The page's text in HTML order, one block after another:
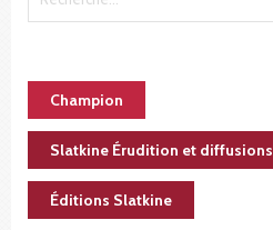
Champion
Slatkine Érudition et diffusions
Éditions Slatkine